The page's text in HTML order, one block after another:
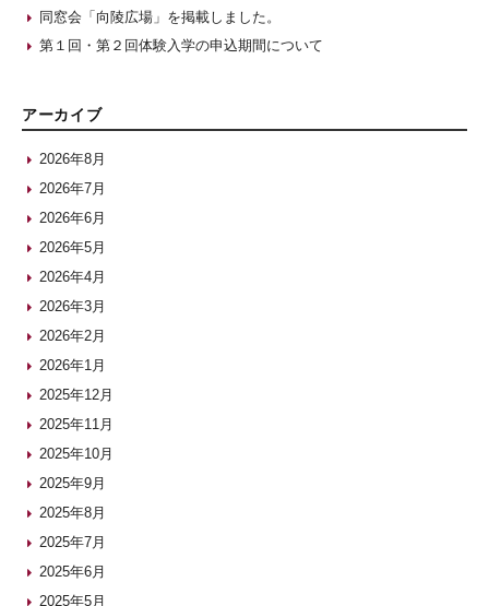
同窓会「向陵広場」を掲載しました。
第１回・第２回体験入学の申込期間について
アーカイブ
2026年8月
2026年7月
2026年6月
2026年5月
2026年4月
2026年3月
2026年2月
2026年1月
2025年12月
2025年11月
2025年10月
2025年9月
2025年8月
2025年7月
2025年6月
2025年5月